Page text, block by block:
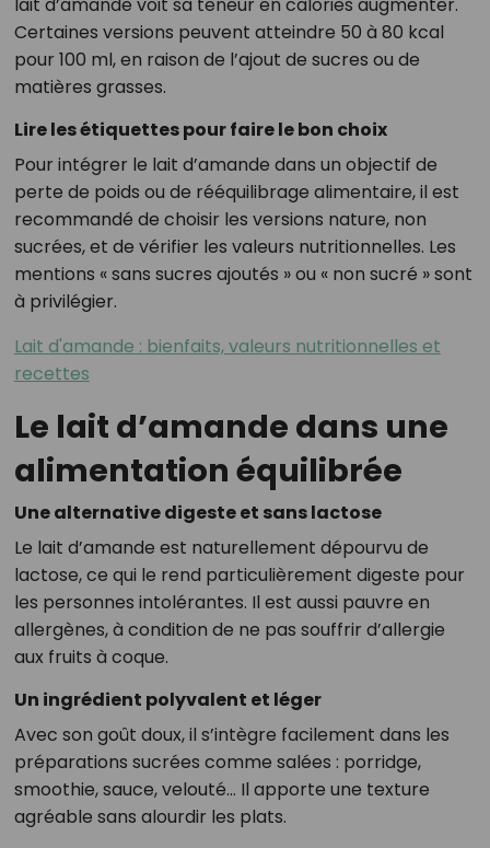
lait d’amande voit sa teneur en calories augmenter.
Certaines versions peuvent atteindre 50 à 80 kcal
pour 100 ml, en raison de l’ajout de sucres ou de
matières grasses.
Lire les étiquettes pour faire le bon choix
Pour intégrer le lait d’amande dans un objectif de
perte de poids ou de rééquilibrage alimentaire, il est
recommandé de choisir les versions nature, non
sucrées, et de vérifier les valeurs nutritionnelles. Les
mentions « sans sucres ajoutés » ou « non sucré » sont
à privilégier.
Lait d'amande : bienfaits, valeurs nutritionnelles et
recettes
Le lait d’amande dans une
alimentation équilibrée
Une alternative digeste et sans lactose
Le lait d’amande est naturellement dépourvu de
lactose, ce qui le rend particulièrement digeste pour
les personnes intolérantes. Il est aussi pauvre en
allergènes, à condition de ne pas souffrir d’allergie
aux fruits à coque.
Un ingrédient polyvalent et léger
Avec son goût doux, il s’intègre facilement dans les
préparations sucrées comme salées : porridge,
smoothie, sauce, velouté… Il apporte une texture
agréable sans alourdir les plats.